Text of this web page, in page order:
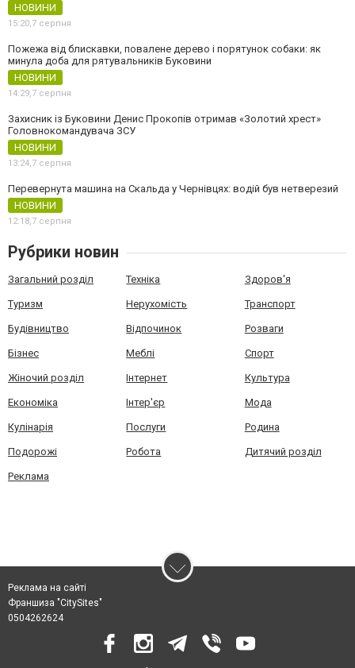
НОВИНИ
15:20, 7 серпня
Пожежа від блискавки, повалене дерево і порятунок собаки: як
минула доба для рятувальників Буковини
НОВИНИ
14:29, 7 серпня
Захисник із Буковини Денис Прокопів отримав «Золотий хрест»
Головнокомандувача ЗСУ
НОВИНИ
13:24, 7 серпня
Перевернута машина на Скальда у Чернівцях: водій був нетверезий
НОВИНИ
12:18, 7 серпня
Рубрики новин
Загальний розділ Техніка Здоров'я
Туризм Нерухомість Транспорт
Будівництво Відпочинок Розваги
Бізнес Меблі Спорт
Жіночий розділ Інтернет Культура
Економіка Інтер'єр Мода
Кулінарія Послуги Родина
Подорожі Робота Дитячий розділ
Реклама
Реклама на сайті
Франшиза "CitySites"
0504262624